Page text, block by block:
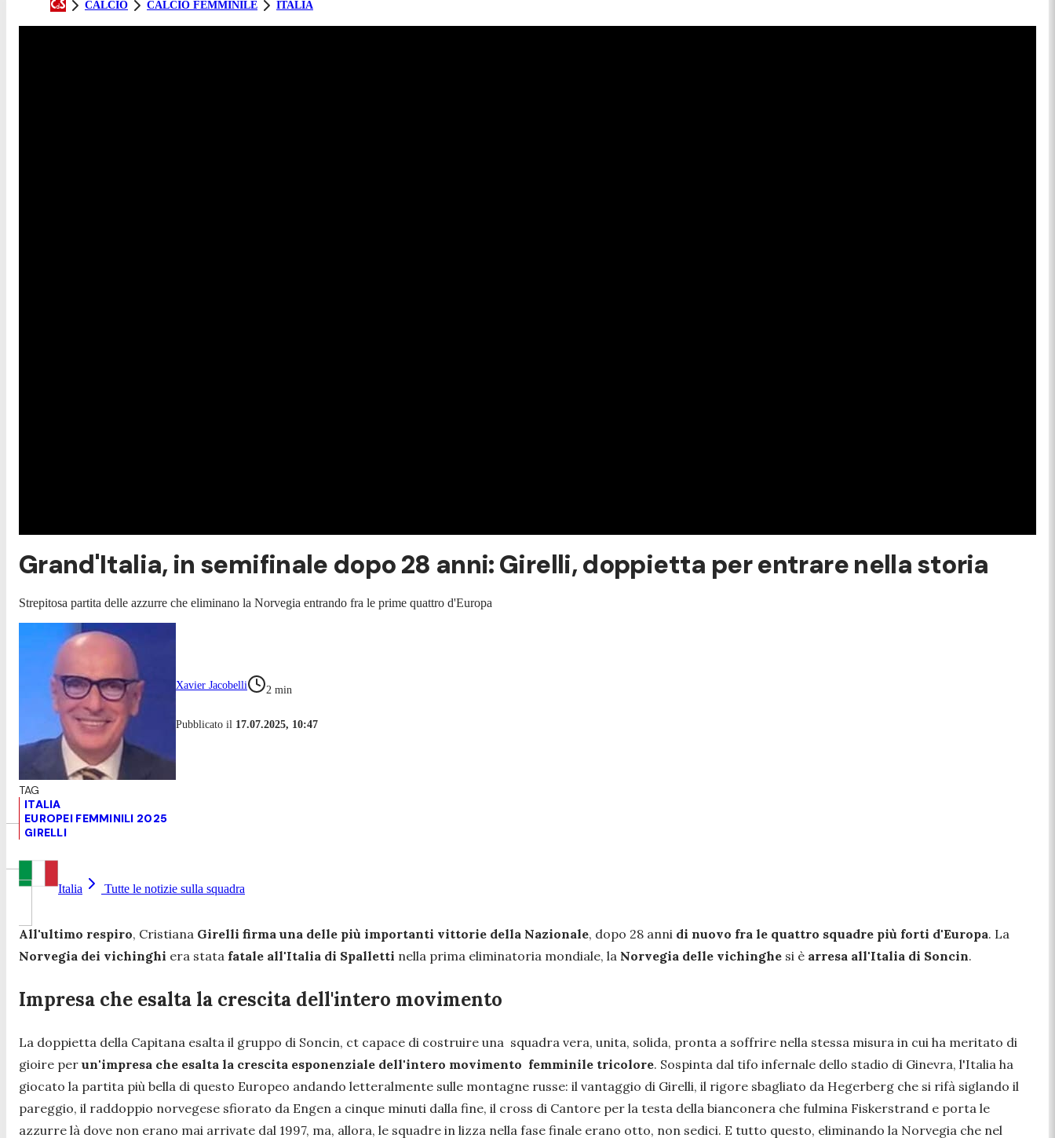
CALCIO CALCIO FEMMINILE ITALIA
Grand'Italia, in semifinale dopo 28 anni: Girelli, doppietta per entrare nella storia
Strepitosa partita delle azzurre che eliminano la Norvegia entrando fra le prime quattro d'Europa
Xavier Jacobelli 2 min
Pubblicato il 17.07.2025, 10:47
ITALIA
EUROPEI FEMMINILI 2025
GIRELLI
Italia Tutte le notizie sulla squadra
All'ultimo respiro, Cristiana Girelli firma una delle più importanti vittorie della Nazionale, dopo 28 anni di nuovo fra le quattro squadre più forti d'Europa. La
Norvegia dei vichinghi era stata fatale all'Italia di Spalletti nella prima eliminatoria mondiale, la Norvegia delle vichinghe si è arresa all'Italia di Soncin.
Impresa che esalta la crescita dell'intero movimento
La doppietta della Capitana esalta il gruppo di Soncin, ct capace di costruire una squadra vera, unita, solida, pronta a soffrire nella stessa misura in cui ha meritato di
gioire per un'impresa che esalta la crescita esponenziale dell'intero movimento femminile tricolore. Sospinta dal tifo infernale dello stadio di Ginevra, l'Italia ha
giocato la partita più bella di questo Europeo andando letteralmente sulle montagne russe: il vantaggio di Girelli, il rigore sbagliato da Hegerberg che si rifà siglando il
pareggio, il raddoppio norvegese sfiorato da Engen a cinque minuti dalla fine, il cross di Cantore per la testa della bianconera che fulmina Fiskerstrand e porta le
azzurre là dove non erano mai arrivate dal 1997, ma, allora, le squadre in lizza nella fase finale erano otto, non sedici. E tutto questo, eliminando la Norvegia che nel